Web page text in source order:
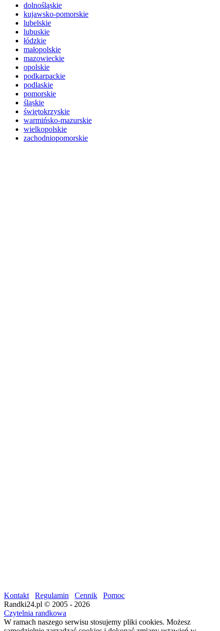
dolnośląskie
kujawsko-pomorskie
lubelskie
lubuskie
łódzkie
małopolskie
mazowieckie
opolskie
podkarpackie
podlaskie
pomorskie
śląskie
świętokrzyskie
warmińsko-mazurskie
wielkopolskie
zachodniopomorskie
Kontakt Regulamin Cennik
Pomoc
Randki24.pl © 2005 - 2026
Czytelnia randkowa
W ramach naszego serwisu stosujemy pliki cookies. Możesz